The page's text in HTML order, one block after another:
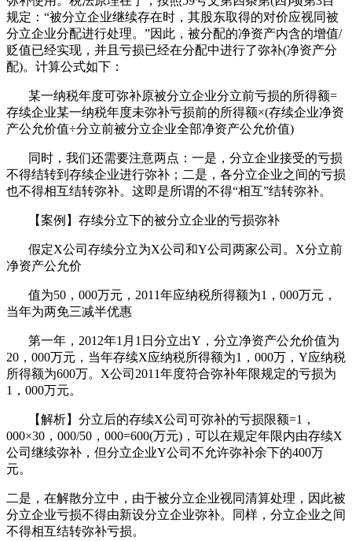
规定：“被分立企业继续存在时，其股东取得的对价应视同被
分立企业分配进行处理。”因此，被分配的净资产内含的增值/
贬值已经实现，并且亏损已经在分配中进行了弥补(净资产分
配)。计算公式如下：
某一纳税年度可弥补原被分立企业分立前亏损的所得额=
存续企业某一纳税年度未弥补亏损前的所得额×(存续企业净资
产公允价值÷分立前被分立企业全部净资产公允价值)
同时，我们还需要注意两点：一是，分立企业接受的亏损
不得结转到存续企业进行弥补；二是，各分立企业之间的亏损
也不得相互结转弥补。这即是所谓的不得“相互”结转弥补。
【案例】存续分立下的被分立企业的亏损弥补
假定X公司存续分立为X公司和Y公司两家公司。X分立前
净资产公允价
值为50，000万元，2011年应纳税所得额为1，000万元，
当年为两免三减半优惠
第一年，2012年1月1日分立出Y，分立净资产公允价值为
20，000万元，当年存续X应纳税所得额为1，000万，Y应纳税
所得额为600万。X公司2011年度符合弥补年限规定的亏损为
1，000万元。
【解析】分立后的存续X公司可弥补的亏损限额=1，
000×30，000/50，000=600(万元)，可以在规定年限内由存续X
公司继续弥补，但分立企业Y公司不允许弥补余下的400万
元。
二是，在解散分立中，由于被分立企业视同清算处理，因此被
分立企业亏损不得由新设分立企业弥补。同样，分立企业之间
不得相互结转弥补亏损。